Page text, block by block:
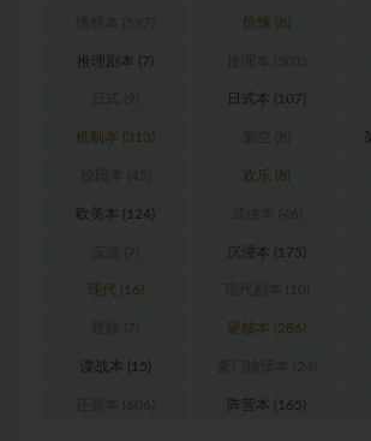
惊悚 (8)
推理剧本 (7)
日式本 (107)
机制本 (313)
欢乐 (8)
欧美本 (124)
沉浸本 (175)
现代 (16)
硬核本 (286)
谍战本 (15)
阵营本 (165)